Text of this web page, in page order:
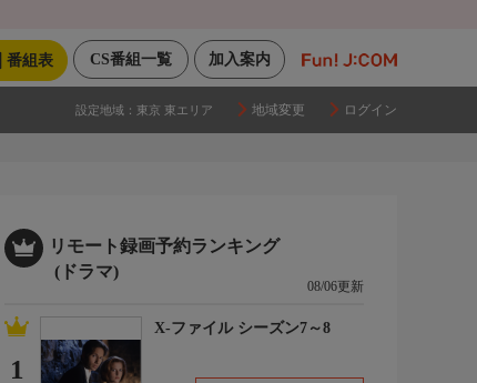
加入案内
CS番組一覧
番組表
設定地域： 東京 東エリア 地域変更 ログイン
リモート録画予約ランキング
(ドラマ)
08/06更新
1
X-ファイル シーズン7～8